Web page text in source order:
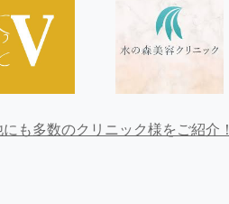
にも多数のクリニック様をご紹介！